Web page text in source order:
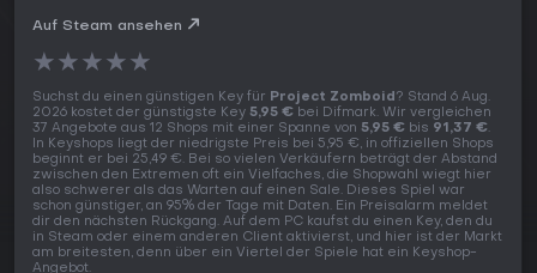
Auf Steam ansehen
★★★★★
Suchst du einen günstigen Key für Project Zomboid? Stand 6 Aug.
2026 kostet der günstigste Key 5,95 € bei Difmark. Wir vergleichen
37 Angebote aus 12 Shops mit einer Spanne von 5,95 € bis 91,37 €.
In Keyshops liegt der niedrigste Preis bei 5,95 €, in offiziellen Shops
beginnt er bei 25,49 €. Bei so vielen Verkäufern beträgt der Abstand
zwischen den Extremen oft ein Vielfaches, die Shopwahl wiegt hier
also schwerer als das Warten auf einen Sale. Dieses Spiel war
schon günstiger, an 95% der Tage mit Daten. Ein Preisalarm meldet
dir den nächsten Rückgang. Auf dem PC kaufst du einen Key, den du
in Steam oder einem anderen Client aktivierst, und hier ist der Markt
am breitesten, denn über ein Viertel der Spiele hat ein Keyshop-
Angebot.